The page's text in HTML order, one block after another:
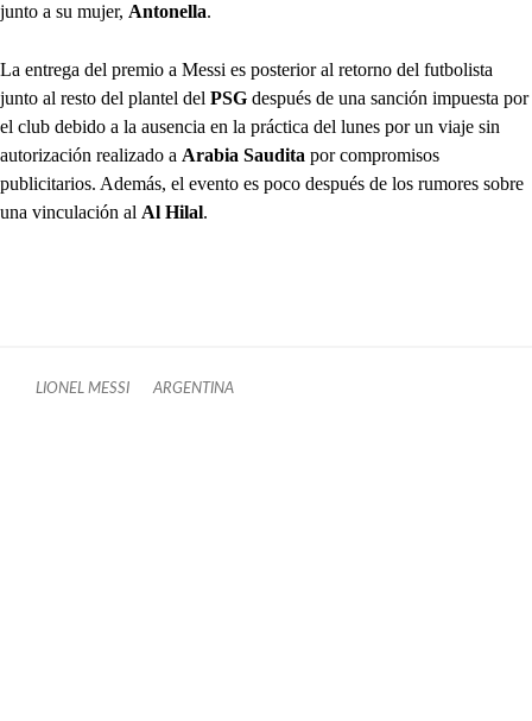
junto a su mujer, Antonella.
La entrega del premio a Messi es posterior al retorno del futbolista
junto al resto del plantel del PSG después de una sanción impuesta por
el club debido a la ausencia en la práctica del lunes por un viaje sin
autorización realizado a Arabia Saudita por compromisos
publicitarios. Además, el evento es poco después de los rumores sobre
una vinculación al Al Hilal.
LIONEL MESSI ARGENTINA